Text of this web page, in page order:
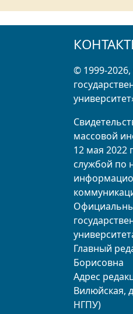
© 1999-
массовой
12 мая 2022
службой по
Главный
Борисовна
Адрес
Вилюйская,
НГПУ)